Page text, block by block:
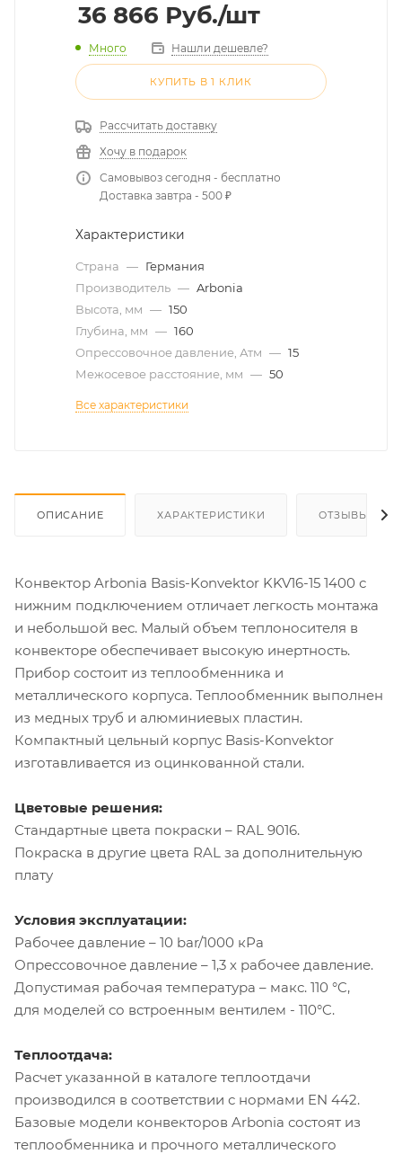
36 866 Руб./шт
Много Нашли дешевле?
КУПИТЬ В 1 КЛИК
Рассчитать доставку
Хочу в подарок
Самовывоз сегодня - бесплатно
Доставка завтра - 500 ₽
Характеристики
Страна — Германия
Производитель — Arbonia
Высота, мм — 150
Глубина, мм — 160
Опрессовочное давление, Атм — 15
Межосевое расстояние, мм — 50
Все характеристики
ОПИСАНИЕ ХАРАКТЕРИСТИКИ ОТЗЫВЫ
Конвектор Arbonia Basis-Konvektor KKV16-15 1400 с
нижним подключением отличает легкость монтажа
и небольшой вес. Малый объем теплоносителя в
конвекторе обеспечивает высокую инертность.
Прибор состоит из теплообменника и
металлического корпуса. Теплообменник выполнен
из медных труб и алюминиевых пластин.
Компактный цельный корпус Basis-Konvektor
изготавливается из оцинкованной стали.
Цветовые решения:
Стандартные цвета покраски – RAL 9016.
Покраска в другие цвета RAL за дополнительную
плату
Условия эксплуатации:
Рабочее давление – 10 bar/1000 кРа
Опрессовочное давление – 1,3 х рабочее давление.
Допустимая рабочая температура – макс. 110 °C,
для моделей со встроенным вентилем - 110°C.
Теплоотдача:
Расчет указанной в каталоге теплоотдачи
производился в соответствии с нормами EN 442.
Базовые модели конвекторов Arbonia состоят из
теплообменника и прочного металлического